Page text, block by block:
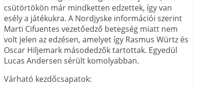
csütörtökön már mindketten edzettek, így van
esély a játékukra. A Nordjyske információi szerint
Marti Cifuentes vezetőedző betegség miatt nem
volt jelen az edzésen, amelyet így Rasmus Würtz és
Oscar Hiljemark másodedzők tartottak. Egyedül
Lucas Andersen sérült komolyabban.
Várható kezdőcsapatok: